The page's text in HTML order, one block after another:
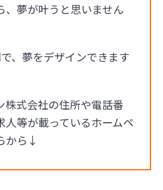
、夢が叶うと思いません
、夢をデザインできます
株式会社の住所や電話番
人等が載っているホームペ
から↓